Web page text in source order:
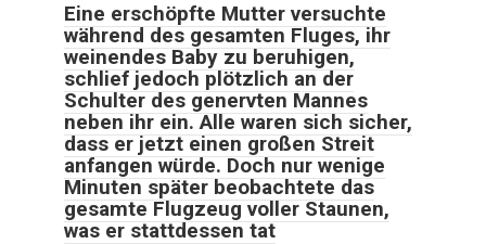
Eine erschöpfte Mutter versuchte
während des gesamten Fluges, ihr
weinendes Baby zu beruhigen,
schlief jedoch plötzlich an der
Schulter des genervten Mannes
neben ihr ein. Alle waren sich sicher,
dass er jetzt einen großen Streit
anfangen würde. Doch nur wenige
Minuten später beobachtete das
gesamte Flugzeug voller Staunen,
was er stattdessen tat